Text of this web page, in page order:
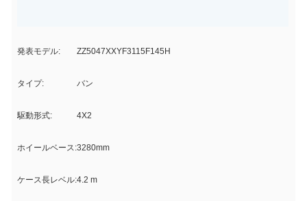
発表モデル: ZZ5047XXYF3115F145H
タイプ: バン
駆動形式: 4X2
ホイールベース:3280mm
ケース長レベル:4.2 m